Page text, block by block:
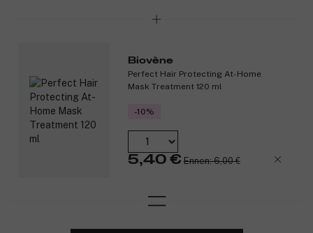
ennenaikaisia ikääntymisen merkkejä.
näkyvästi supistaa laajentuneita ihohuokosia, tasoittaa
epätasaista ihoa sekä vähentää juonteita, ryppyjä ja
sameutta vahvistamalla ihon pintaa.
Tuotenumero:3269859
Biovène
Perfect Hair Protecting At-Home
Mask Treatment 120 ml
-10%
5,40 € Ennen: 6,00 €